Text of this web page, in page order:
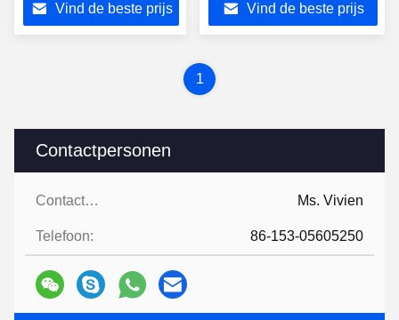
Contactpersonen
Contactpersonen: Ms. Vivien
Telefoon: 86-153-05605250
FinisherVind de beste prijs
Vind de beste prijs
1